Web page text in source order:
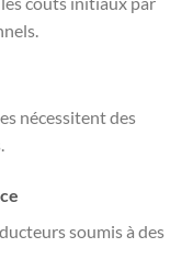
nécessitent des
soumis à des